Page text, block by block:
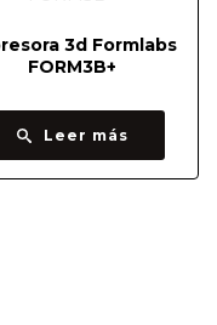
3d Formlabs
FORM3B+
Leer más